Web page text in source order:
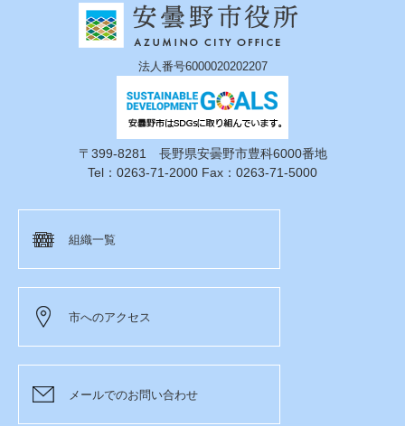
法人番号6000020202207
〒399-8281 長野県安曇野市豊科6000番地
Tel：0263-71-2000 Fax：0263-71-5000
組織一覧
市へのアクセス
メールでのお問い合わせ